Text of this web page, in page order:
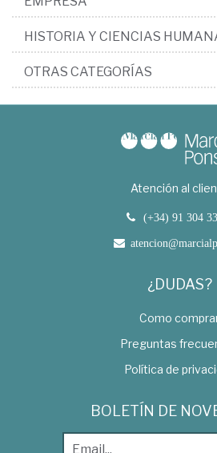
HISTORIA Y CIENCIAS
OTRAS CATEGORÍAS
Atención al
(+34) 91 304
¿DUDAS?
Como
Preguntas
Política de
BOLETÍN DE